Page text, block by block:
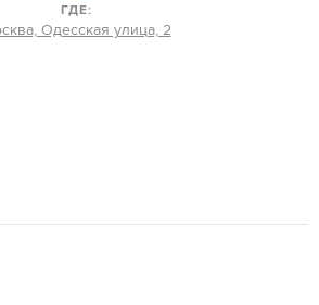
ГДЕ:
Одесская улица, 2